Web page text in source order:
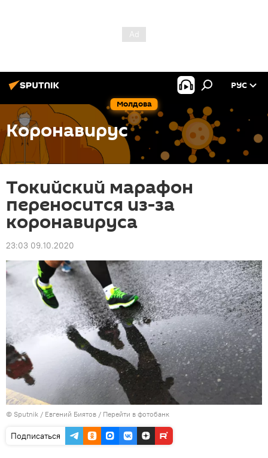
Молдова
РУС
Коронавирус
Токийский марафон
переносится из-за
коронавируса
23:03 09.10.2020
© Sputnik / Евгений Биятов / Перейти в фотобанк
Подписаться